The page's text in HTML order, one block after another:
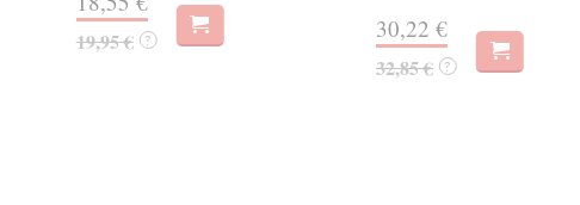
19,95 € ? 30,22 €
32,85 € ?